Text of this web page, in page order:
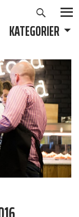
KATEGORIER